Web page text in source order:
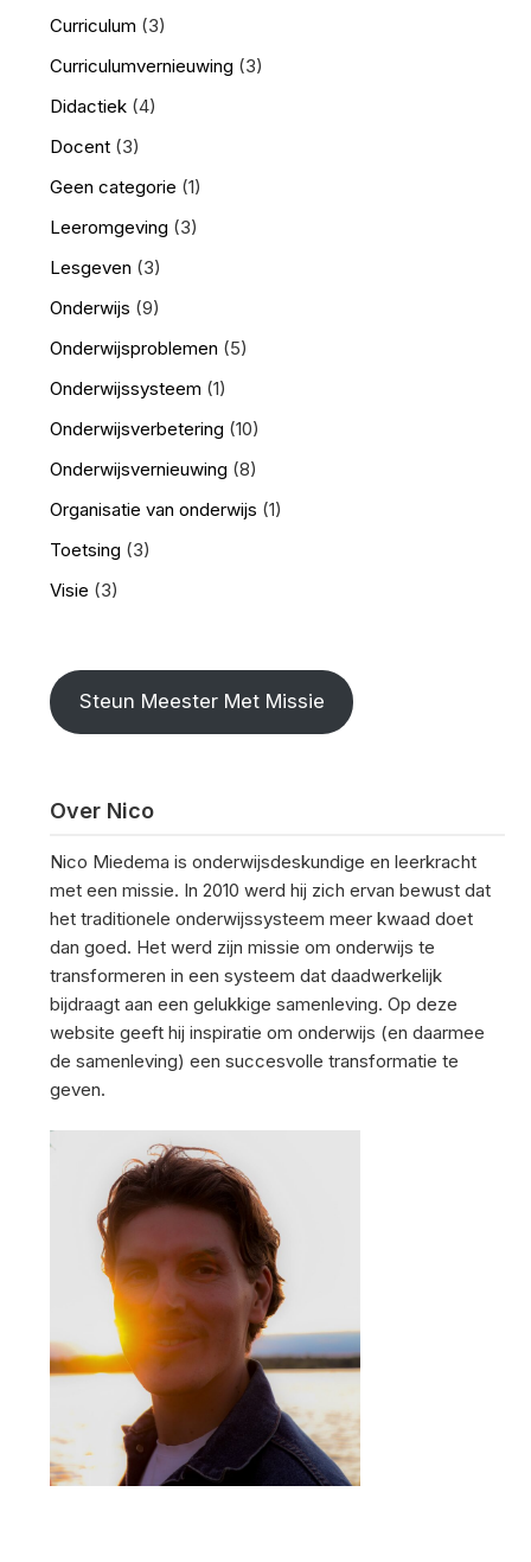
Curriculum (3)
Curriculumvernieuwing (3)
Didactiek (4)
Docent (3)
Geen categorie (1)
Leeromgeving (3)
Lesgeven (3)
Onderwijs (9)
Onderwijsproblemen (5)
Onderwijssysteem (1)
Onderwijsverbetering (10)
Onderwijsvernieuwing (8)
Organisatie van onderwijs (1)
Toetsing (3)
Visie (3)
Steun Meester Met Missie
Over Nico
Nico Miedema is onderwijsdeskundige en leerkracht
met een missie. In 2010 werd hij zich ervan bewust dat
het traditionele onderwijssysteem meer kwaad doet
dan goed. Het werd zijn missie om onderwijs te
transformeren in een systeem dat daadwerkelijk
bijdraagt aan een gelukkige samenleving. Op deze
website geeft hij inspiratie om onderwijs (en daarmee
de samenleving) een succesvolle transformatie te
geven.